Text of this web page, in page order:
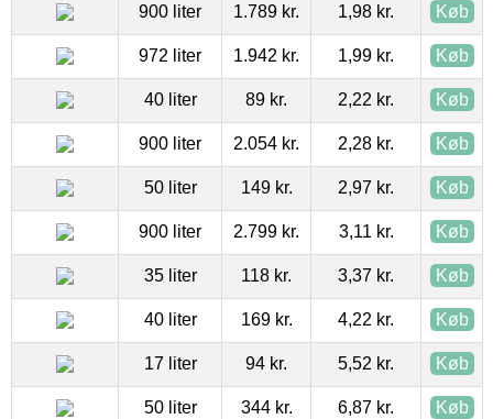
900 liter 1.789 kr. 1,98 kr. Køb
972 liter 1.942 kr. 1,99 kr. Køb
40 liter 89 kr. 2,22 kr. Køb
900 liter 2.054 kr. 2,28 kr. Køb
50 liter 149 kr. 2,97 kr. Køb
900 liter 2.799 kr. 3,11 kr. Køb
35 liter 118 kr. 3,37 kr. Køb
40 liter 169 kr. 4,22 kr. Køb
17 liter 94 kr. 5,52 kr. Køb
50 liter 344 kr. 6,87 kr. Køb